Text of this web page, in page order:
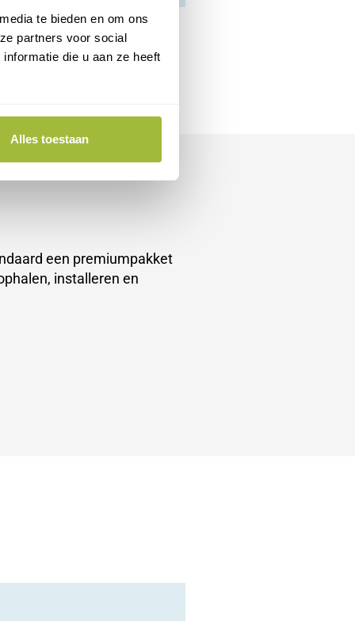
te bieden en om ons
partners voor social
die u aan ze heeft
Alles toestaan
een premiumpakket
installeren en